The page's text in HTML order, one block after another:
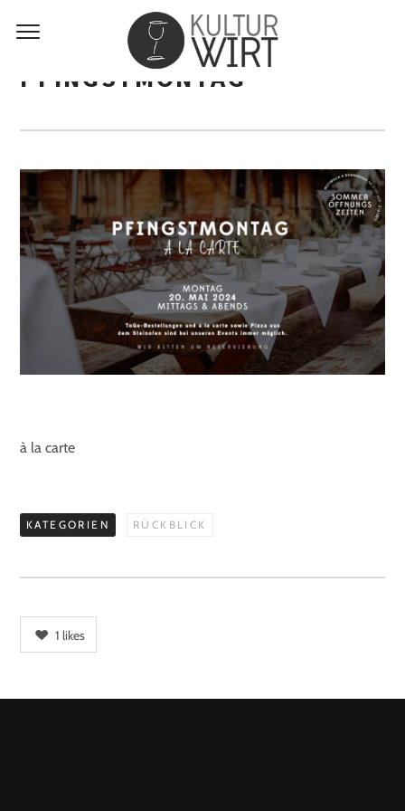
PFINGSTMONTAG
à la carte
KATEGORIEN RÜCKBLICK
1 likes